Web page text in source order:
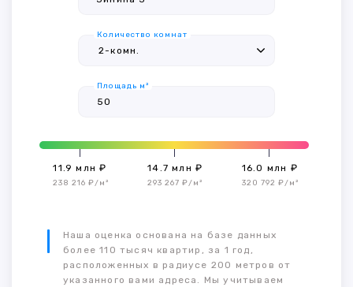
Количество комнат
Площадь м²
11.9 млн ₽
238 216 ₽/м²
14.7 млн ₽
293 267 ₽/м²
16.0 млн ₽
320 792 ₽/м²
Наша оценка основана на базе данных
более 110 тысяч квартир, за 1 год,
расположенных в радиусе 200 метров от
указанного вами адреса. Мы учитываем